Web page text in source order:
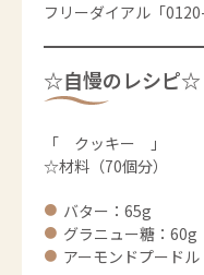
フリーダイアル「
☆自慢のレシピ☆
「 クッキー 」
☆材料（70個分）
バター：65g
グラニュー糖：60g
アーモンドプード